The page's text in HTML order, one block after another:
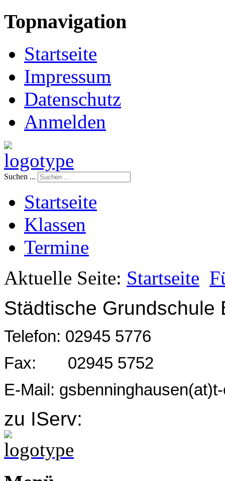
Topnavigation
Startseite
Impressum
Datenschutz
Anmelden
Suchen ...
Startseite
Klassen
Termine
Aktuelle Seite: Startseite
Städtische Grundschule
Telefon: 02945 5776
Fax: 02945 5752
E-Mail:
zu IServ: